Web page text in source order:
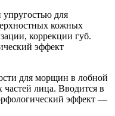
для
кожных
коррекции губ.
эффект
для морщин в лобной
лица. Вводится в
эффект —